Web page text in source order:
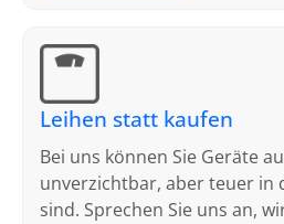
Leihen statt kaufen
Bei uns können Sie Geräte
unverzichtbar, aber teuer in
sind. Sprechen Sie uns an,